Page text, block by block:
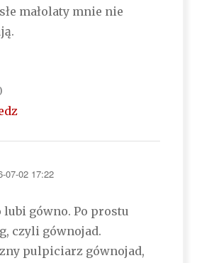
małolaty mnie nie
07-02 17:22
lubi gówno. Po prostu
czyli gównojad.
pulpiciarz gównojad,